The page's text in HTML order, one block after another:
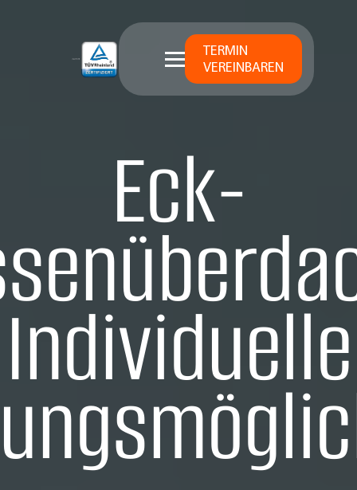
TERMIN
VEREINBAREN
Eck-
Individuelle